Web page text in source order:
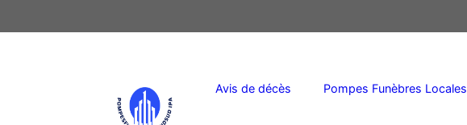
au
Avis de décès Pompes Funèbres Locales